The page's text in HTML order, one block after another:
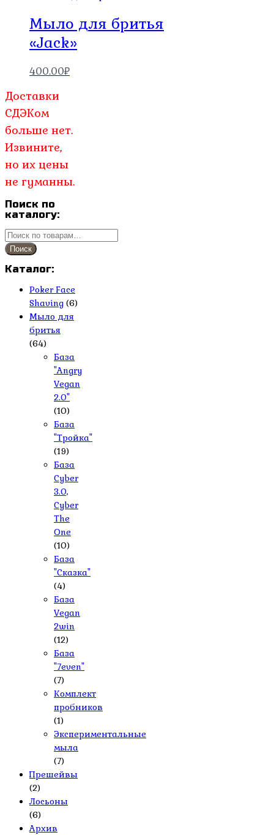
Мыло для бритья
«Jack»
400.00₽
Доставки
СДЭКом
больше нет.
Извините,
но их цены
не гуманны.
Поиск по
каталогу:
Искать:
Поиск
Каталог:
Poker Face
Shaving (6)
Мыло для
бритья
(64)
База
"Angry
Vegan
2.0"
(10)
База
"Тройка"
(19)
База
Cyber
3.0,
Cyber
The
One
(10)
База
"Сказка"
(4)
База
Vegan
2win
(12)
База
"7even"
(7)
Комплект
пробников
(1)
Экспериментальные
мыла
(7)
Прешейвы
(2)
Лосьоны
(6)
Архив